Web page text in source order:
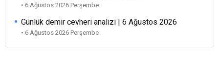
• 6 Ağustos 2026 Perşembe
Günlük demir cevheri analizi | 6 Ağustos 2026
• 6 Ağustos 2026 Perşembe